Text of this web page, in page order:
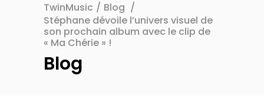
TwinMusic / Blog /
Stéphane dévoile l’univers visuel de
son prochain album avec le clip de
« Ma Chérie » !
Blog